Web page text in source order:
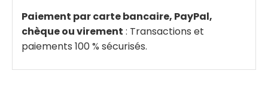
Paiement par carte bancaire, PayPal,
chèque ou virement : Transactions et
paiements 100 % sécurisés.